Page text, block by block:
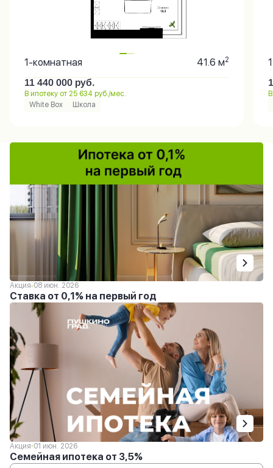
1-комнатная 41.6 м2
11 440 000 руб.
В ипотеку от 25 634 руб./мес.
White Box
Школа
Акция 08 июн. 2026
Ставка от 0,1% на первый год
Акция 01 июн. 2026
Семейная ипотека от 3,5%